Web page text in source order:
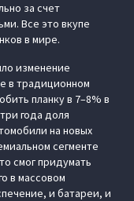
за счет
Все это вкупе
в мире.
изменение
в традиционном
планку в 7–8% в
года доля
на новых
сегменте
смог придумать
в массовом
и батареи, и